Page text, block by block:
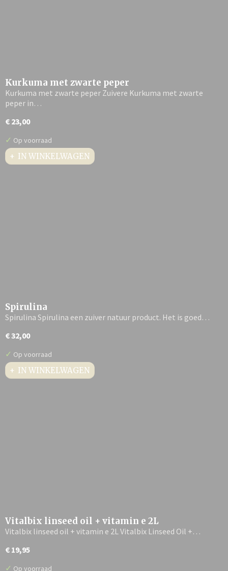
Kurkuma met zwarte peper
Kurkuma met zwarte peper Zuivere Kurkuma met zwarte
peper in…
€ 23,00
✓ Op voorraad
IN WINKELWAGEN
Spirulina
Spirulina Spirulina een zuiver natuur product. Het is goed…
€ 32,00
✓ Op voorraad
IN WINKELWAGEN
Vitalbix linseed oil + vitamin e 2L
Vitalbix linseed oil + vitamin e 2L Vitalbix Linseed Oil +…
€ 19,95
✓ Op voorraad